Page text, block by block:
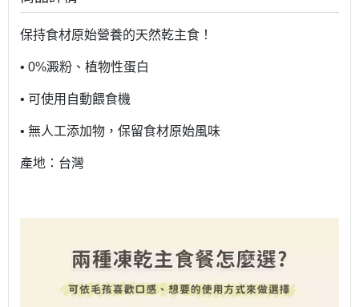
保持食材原始營養的天然乾主食！
• 0%澱粉、植物性蛋白
• 可使用自動餵食機
• 無人工添加物，保留食材原始風味
產地：台灣